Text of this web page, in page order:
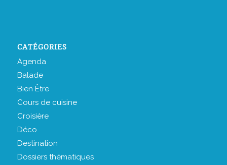
CATÉGORIES
Agenda
Balade
Bien Être
Cours de cuisine
Croisière
Déco
Destination
Dossiers thématiques